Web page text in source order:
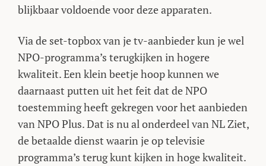
blijkbaar voldoende voor deze apparaten.
Via de set-topbox van je tv-aanbieder kun je wel
NPO-programma’s terugkijken in hogere
kwaliteit. Een klein beetje hoop kunnen we
daarnaast putten uit het feit dat de NPO
toestemming heeft gekregen voor het aanbieden
van NPO Plus. Dat is nu al onderdeel van NL Ziet,
de betaalde dienst waarin je op televisie
programma’s terug kunt kijken in hoge kwaliteit.